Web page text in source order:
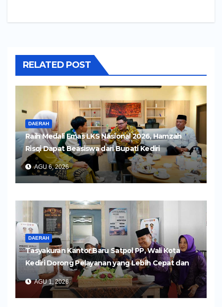
RELATED POST
DAERAH
Raih Medali Emas LKS Nasional 2026, Hamzah
Risqi Dapat Beasiswa dari Bupati Kediri
AGU 6, 2026
DAERAH
Tasyakuran Kantor Baru Satpol PP, Wali Kota
Kediri Dorong Pelayanan yang Lebih Cepat dan
Humanis
AGU 1, 2026